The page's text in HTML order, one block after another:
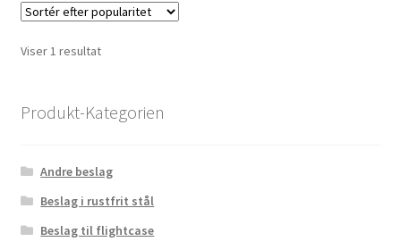
Viser 1 resultat
Produkt-Kategorien
Andre beslag
Beslag i rustfrit stål
Beslag til flightcase